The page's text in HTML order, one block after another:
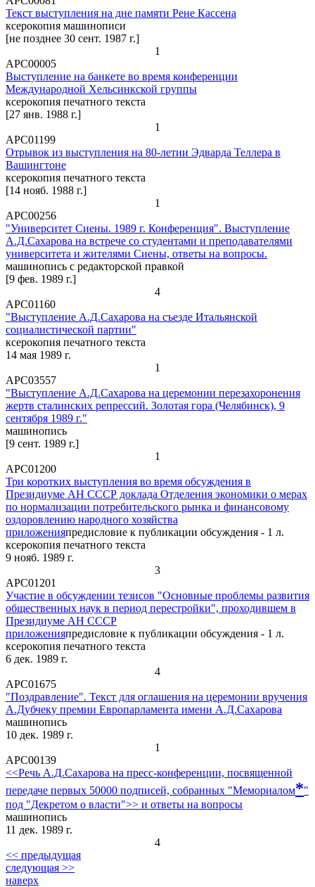
Текст выступления на дне памяти Рене Кассена
ксерокопия машинописи
[не позднее 30 сент. 1987 г.]
1
АРС00005
Выступление на банкете во время конференции
Международной Хельсинкской группы
ксерокопия печатного текста
[27 янв. 1988 г.]
1
АРС01199
Отрывок из выступления на 80-летии Эдварда Теллера в
Вашингтоне
ксерокопия печатного текста
[14 нояб. 1988 г.]
1
АРС00256
"Университет Сиены. 1989 г. Конференция". Выступление
А.Д.Сахарова на встрече со студентами и преподавателями
университета и жителями Сиены, ответы на вопросы.
машинопись с редакторской правкой
[9 фев. 1989 г.]
4
АРС01160
"Выступление А.Д.Сахарова на съезде Итальянской
социалистической партии"
ксерокопия печатного текста
14 мая 1989 г.
1
АРС03557
"Выступление А.Д.Сахарова на церемонии перезахоронения
жертв сталинских репрессий. Золотая гора (Челябинск), 9
сентября 1989 г."
машинопись
[9 сент. 1989 г.]
1
АРС01200
Три коротких выступления во время обсуждения в
Президиуме АН СССР доклада Отделения экономики о мерах
по нормализации потребительского рынка и финансовому
оздоровлению народного хозяйства
приложенияпредисловие к публикации обсуждения - 1 л.
ксерокопия печатного текста
9 нояб. 1989 г.
3
АРС01201
Участие в обсуждении тезисов "Основные проблемы развития
общественных наук в период перестройки", проходившем в
Президиуме АН СССР
приложенияпредисловие к публикации обсуждения - 1 л.
ксерокопия печатного текста
6 дек. 1989 г.
4
АРС01675
"Поздравление". Текст для оглашения на церемонии вручения
А.Дубчеку премии Европарламента имени А.Д.Сахарова
машинопись
10 дек. 1989 г.
1
АРС00139
<<Речь А.Д.Сахарова на пресс-конференции, посвященной
передаче первых 50000 подписей, собранных "Мемориалом*"
под "Декретом о власти">> и ответы на вопросы
машинопись
11 дек. 1989 г.
4
<< предыдущая
следующая >>
наверх